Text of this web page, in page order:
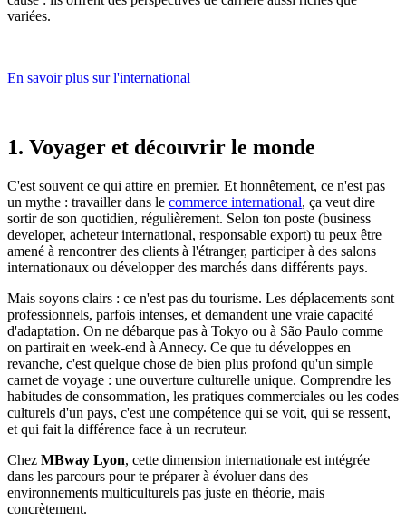
variées.
En savoir plus sur l'international
1. Voyager et découvrir le monde
C'est souvent ce qui attire en premier. Et honnêtement, ce n'est pas
un mythe : travailler dans le commerce international, ça veut dire
sortir de son quotidien, régulièrement. Selon ton poste (business
developer, acheteur international, responsable export) tu peux être
amené à rencontrer des clients à l'étranger, participer à des salons
internationaux ou développer des marchés dans différents pays.
Mais soyons clairs : ce n'est pas du tourisme. Les déplacements sont
professionnels, parfois intenses, et demandent une vraie capacité
d'adaptation. On ne débarque pas à Tokyo ou à São Paulo comme
on partirait en week-end à Annecy. Ce que tu développes en
revanche, c'est quelque chose de bien plus profond qu'un simple
carnet de voyage : une ouverture culturelle unique. Comprendre les
habitudes de consommation, les pratiques commerciales ou les codes
culturels d'un pays, c'est une compétence qui se voit, qui se ressent,
et qui fait la différence face à un recruteur.
Chez MBway Lyon, cette dimension internationale est intégrée
dans les parcours pour te préparer à évoluer dans des
environnements multiculturels pas juste en théorie, mais
concrètement.